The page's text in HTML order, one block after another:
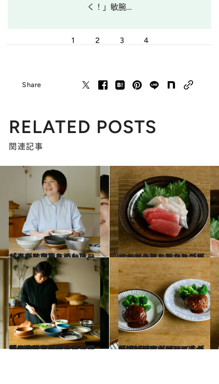
く！」敏腕...
1 2 3 4
Share
RELATED POSTS
関連記事
2025.6.12
【ラーメン篇を読む】「インスタントラーメンが高貴な印象に！」ラーメンが映えるうつわはコレ
ライフスタイル 2025.6.12
【お刺身篇を読む】「パックから移しただけで様になる！」お刺身を引き立てるのはこんなうつわ
ライフスタイル
2025.2.24
「やちむんに盛るとシンプルなサラダも力強い印象に」料理が映えるうつわの使い方《ガラスに民藝…敏腕スタイリストが愛用品で伝授》
ライフスタイル 2025.2.24
「遊びのあるお皿にすると“洋食のごちそう”感が出る」料理が映えるうつわの使い方：ハンバーグ篇《敏腕スタイリストが伝授》
ライフスタイル